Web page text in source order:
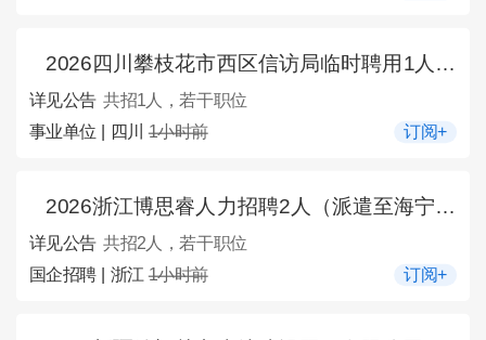
2026四川攀枝花市西区信访局临时聘用1人公告
详见公告 共招1人，若干职位
事业单位 | 四川1小时前 订阅+
2026浙江博思睿人力招聘2人（派遣至海宁市馨联营销策划有限公司）公告
详见公告 共招2人，若干职位
国企招聘 | 浙江1小时前 订阅+